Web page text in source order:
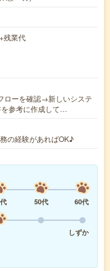
残業代
ローを確認→新しいシステ
を参考に作成して…
の経験があればOK♪
50代
60代
しずか